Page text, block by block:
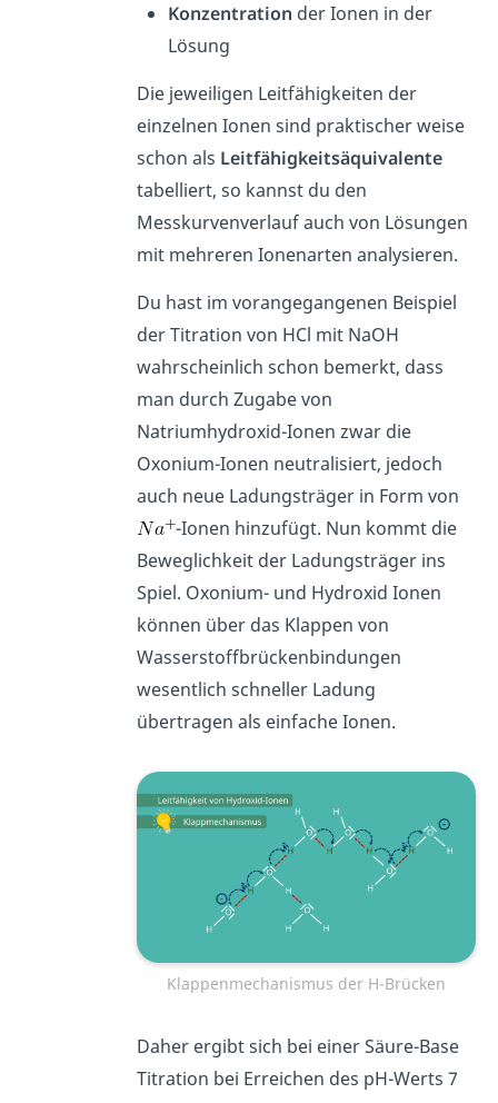
Konzentration der Ionen in der
Lösung
Die jeweiligen Leitfähigkeiten der
einzelnen Ionen sind praktischer weise
schon als Leitfähigkeitsäquivalente
tabelliert, so kannst du den
Messkurvenverlauf auch von Lösungen
mit mehreren Ionenarten analysieren.
Du hast im vorangegangenen Beispiel
der Titration von HCl mit NaOH
wahrscheinlich schon bemerkt, dass
man durch Zugabe von
Natriumhydroxid-Ionen zwar die
Oxonium-Ionen neutralisiert, jedoch
auch neue Ladungsträger in Form von
-Ionen hinzufügt. Nun kommt die
Beweglichkeit der Ladungsträger ins
Spiel. Oxonium- und Hydroxid Ionen
können über das Klappen von
Wasserstoffbrückenbindungen
wesentlich schneller Ladung
übertragen als einfache Ionen.
Klappenmechanismus der H-Brücken
Daher ergibt sich bei einer Säure-Base
Titration bei Erreichen des pH-Werts 7